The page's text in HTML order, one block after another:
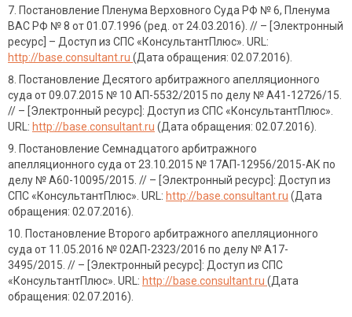
Постановление Пленума Верховного Суда РФ № 6, Пленума
ВАС РФ № 8 от 01.07.1996 (ред. от 24.03.2016). // – [Электронный
ресурс] – Доступ из СПС «КонсультантПлюс». URL:
http://base.consultant.ru (Дата обращения: 02.07.2016).
Постановление Десятого арбитражного апелляционного
суда от 09.07.2015 № 10 АП-5532/2015 по делу № А41-12726/15.
// – [Электронный ресурс]: Доступ из СПС «КонсультантПлюс».
URL: http://base.consultant.ru (Дата обращения: 02.07.2016).
Постановление Семнадцатого арбитражного
апелляционного суда от 23.10.2015 № 17АП-12956/2015-АК по
делу № А60-10095/2015. // – [Электронный ресурс]: Доступ из
СПС «КонсультантПлюс». URL: http://base.consultant.ru (Дата
обращения: 02.07.2016).
Постановление Второго арбитражного апелляционного
суда от 11.05.2016 № 02АП-2323/2016 по делу № А17-
3495/2015. // – [Электронный ресурс]: Доступ из СПС
«КонсультантПлюс». URL: http://base.consultant.ru (Дата
обращения: 02.07.2016).